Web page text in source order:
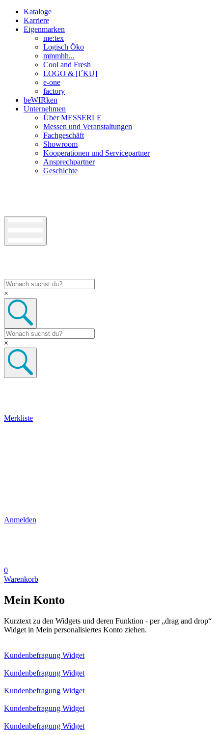
Kataloge
Karriere
Eigenmarken
me:tex
Logisch Öko
mmmhh...
Cool and Fresh
LOGO & [I´KU]
e-one
factory
beWIRken
Unternehmen
Über MESSERLE
Messen und Veranstaltungen
Fachgeschäft
Showroom
Kooperationen und Servicepartner
Ansprechpartner
Geschichte
×
×
Merkliste
Anmelden
0
Warenkorb
Mein Konto
Kurztext zu den Widgets und deren Funktion - per „drag and drop“
Widget in Mein personalisiertes Konto ziehen.
Kundenbefragung Widget
Kundenbefragung Widget
Kundenbefragung Widget
Kundenbefragung Widget
Kundenbefragung Widget